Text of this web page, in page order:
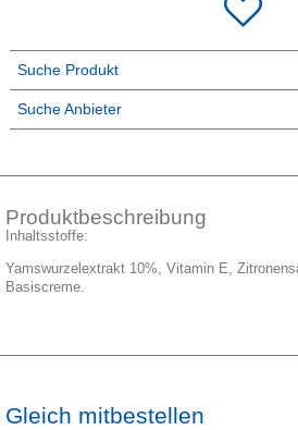
Suche Produkt
Suche Anbieter
Produktbeschreibung
Inhaltsstoffe:
Yamswurzelextrakt 10%, Vitamin E,
Basiscreme.
Gleich mitbestellen